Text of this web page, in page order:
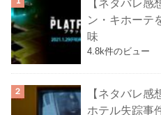
【ネタバレ
ン・キホーテ
味
4.8k件のビュー
【ネタバレ
ホテル失踪事